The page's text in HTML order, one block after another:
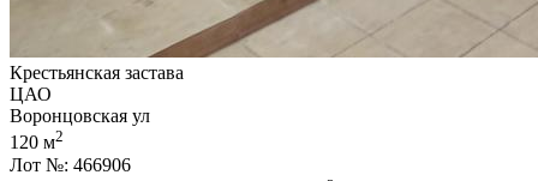
Крестьянская застава
ЦАО
Воронцовская ул
120 м2
Лот №: 466906